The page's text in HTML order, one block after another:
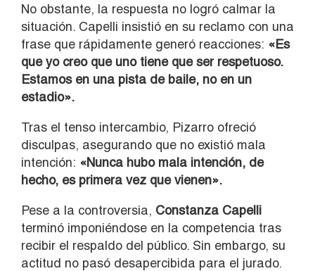
No obstante, la respuesta no logró calmar la
situación. Capelli insistió en su reclamo con una
frase que rápidamente generó reacciones: «Es
que yo creo que uno tiene que ser respetuoso.
Estamos en una pista de baile, no en un
estadio».
Tras el tenso intercambio, Pizarro ofreció
disculpas, asegurando que no existió mala
intención: «Nunca hubo mala intención, de
hecho, es primera vez que vienen».
Pese a la controversia, Constanza Capelli
terminó imponiéndose en la competencia tras
recibir el respaldo del público. Sin embargo, su
actitud no pasó desapercibida para el jurado.